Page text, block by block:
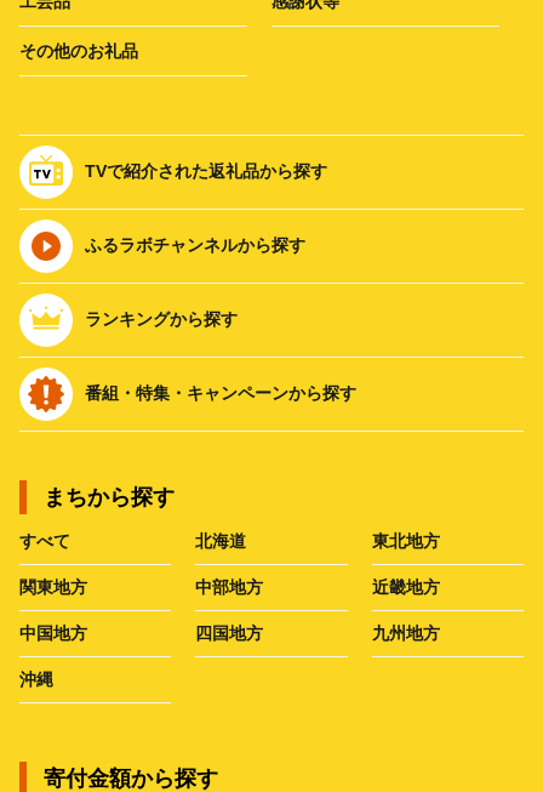
その他のお礼品
TVで紹介された返礼品から探す
ふるラボチャンネルから探す
ランキングから探す
番組・特集・キャンペーンから探す
まちから探す
すべて 北海道 東北地方
関東地方 中部地方 近畿地方
中国地方 四国地方 九州地方
沖縄
寄付金額から探す